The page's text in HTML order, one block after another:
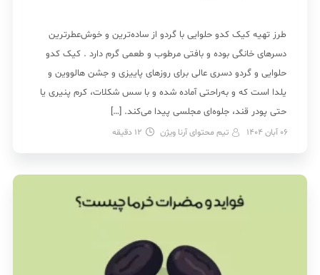
طرز تهیه کیک کدو حلوایی با گردو از ساده‌ترین و خوش‌عطرترین
دسرهای خانگی بوده و بافتی مرطوب و طعمی گرم دارد . کیک کدو
حلوایی و گردو دسری عالی برای روزهای پاییزی و جشن هالووین و
یلدا است که و به‌راحتی آماده شده و با سس شکلات، کرم پنیری یا
حتی پودر قند، جلوه‌ای مجلسی پیدا می‌کند. […]
06 آبان 1404 تیم محتوای آرنا ویژن 12 دقیقه